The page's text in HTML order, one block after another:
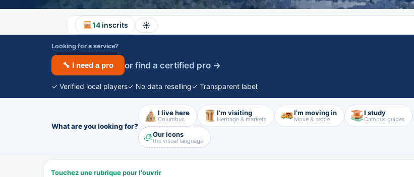
14inscrits ☀️
Looking for a service?
🔧 I need a pro or find a certified pro →
✓ Verified local players✓ No data reselling✓ Transparent label
What are you looking for?
I live here
Columbus
I’m visiting
Heritage & markets
I’m moving in
Move & settle
I study
Campus guides
🧊Our icons
the visual language
Touchez une rubrique pour l'ouvrir